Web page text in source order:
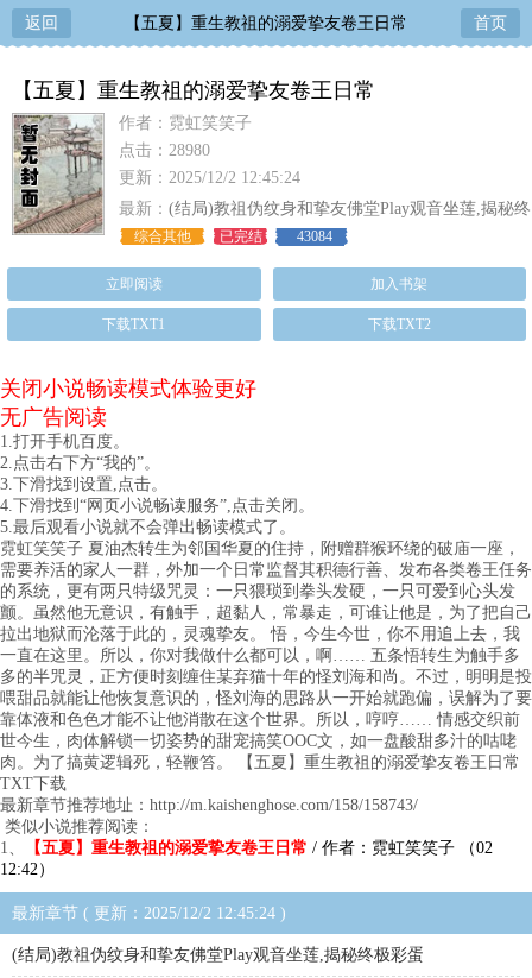
返回 【五夏】重生教祖的溺爱挚友卷王日常 首页
【五夏】重生教祖的溺爱挚友卷王日常
作者：霓虹笑笑子
点击：28980
更新：2025/12/2 12:45:24
最新： (结局)教祖伪纹身和挚友佛堂Play观音坐莲,揭秘终
极彩蛋
综合其他 已完结 43084
立即阅读 加入书架
下载TXT1 下载TXT2
关闭小说畅读模式体验更好
无广告阅读
1.打开手机百度。
2.点击右下方“我的”。
3.下滑找到设置,点击。
4.下滑找到“网页小说畅读服务”,点击关闭。
5.最后观看小说就不会弹出畅读模式了。
霓虹笑笑子 夏油杰转生为邻国华夏的住持，附赠群猴环绕的破庙一座，
需要养活的家人一群，外加一个日常监督其积德行善、发布各类卷王任务
的系统，更有两只特级咒灵：一只猥琐到拳头发硬，一只可爱到心头发
颤。虽然他无意识，有触手，超黏人，常暴走，可谁让他是，为了把自己
拉出地狱而沦落于此的，灵魂挚友。 悟，今生今世，你不用追上去，我
一直在这里。所以，你对我做什么都可以，啊…… 五条悟转生为触手多
多的半咒灵，正方便时刻缠住某弃猫十年的怪刘海和尚。不过，明明是投
喂甜品就能让他恢复意识的，怪刘海的思路从一开始就跑偏，误解为了要
靠体液和色色才能不让他消散在这个世界。所以，哼哼…… 情感交织前
世今生，肉体解锁一切姿势的甜宠搞笑OOC文，如一盘酸甜多汁的咕咾
肉。为了搞黄逻辑死，轻鞭笞。 【五夏】重生教祖的溺爱挚友卷王日常
TXT下载
最新章节推荐地址：http://m.kaishenghose.com/158/158743/
类似小说推荐阅读：
1、
【五夏】重生教祖的溺爱挚友卷王日常 / 作者：霓虹笑笑子 （02
12:42）
最新章节 ( 更新：2025/12/2 12:45:24 )
(结局)教祖伪纹身和挚友佛堂Play观音坐莲,揭秘终极彩蛋